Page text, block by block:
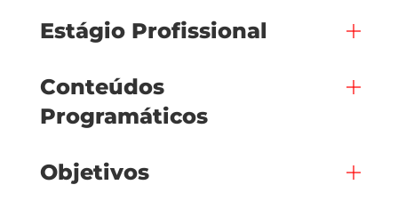
Estágio Profissional
Conteúdos
Programáticos
Objetivos